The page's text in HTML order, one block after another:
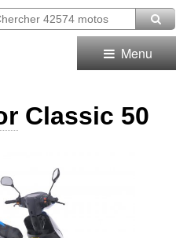
Menu
Classic 50